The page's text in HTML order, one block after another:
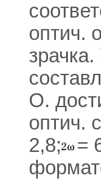
оптич.
О.
оптич.
2,8;
=